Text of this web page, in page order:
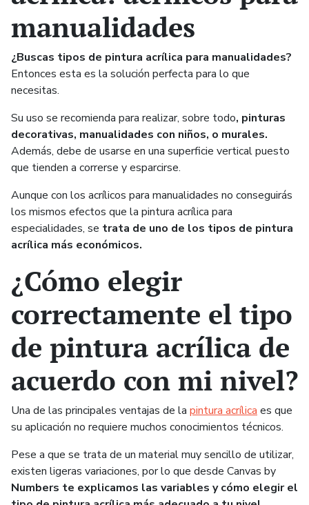
manualidades
¿Buscas tipos de pintura acrílica para manualidades?
Entonces esta es la solución perfecta para lo que
necesitas.
Su uso se recomienda para realizar, sobre todo, pinturas
decorativas, manualidades con niños, o murales.
Además, debe de usarse en una superficie vertical puesto
que tienden a correrse y esparcirse.
Aunque con los acrílicos para manualidades no conseguirás
los mismos efectos que la pintura acrílica para
especialidades, se trata de uno de los tipos de pintura
acrílica más económicos.
¿Cómo elegir
correctamente el tipo
de pintura acrílica de
acuerdo con mi nivel?
Una de las principales ventajas de la pintura acrílica es que
su aplicación no requiere muchos conocimientos técnicos.
Pese a que se trata de un material muy sencillo de utilizar,
existen ligeras variaciones, por lo que desde Canvas by
Numbers te explicamos las variables y cómo elegir el